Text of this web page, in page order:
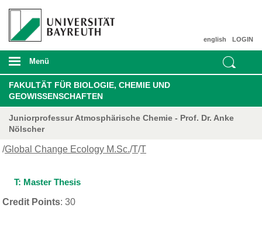
LOGIN
english
Menü
FAKULTÄT FÜR BIOLOGIE, CHEMIE UND
GEOWISSENSCHAFTEN
Juniorprofessur Atmosphärische Chemie - Prof. Dr. Anke
Nölscher
/Global Change Ecology M.Sc./T/T
T: Master Thesis
Credit Points: 30